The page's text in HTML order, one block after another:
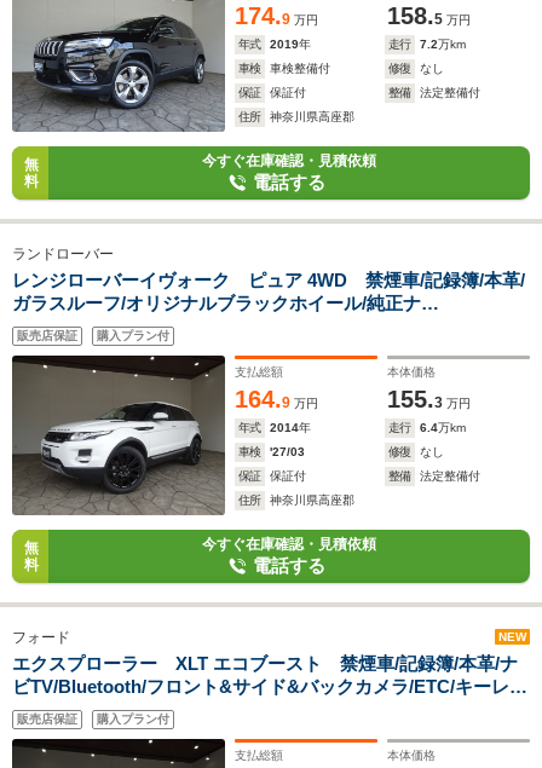
174.9 万円 158.5 万円
年式
2019年 走行 7.2万km
車検
車検整備付 修復
なし
保証
保証付 整備
法定整備付
住所
神奈川県高座郡
無
料
今すぐ在庫確認・見積依頼
電話する
ランドローバー
レンジローバーイヴォーク ピュア 4WD 禁煙車/記録簿/本革/
ガラスルーフ/オリジナルブラックホイール/純正ナ
ビ/Bluetooth/MERIDIAN/F&S&Bカメラ/ミラー型ドラレ
コ/HID/ETC/スマートキー/スペアキー/クルコン/シートヒータ
ー/パドルシフト/パワーゲート/
販売店保証 購入プラン付
支払総額
164.9 万円
本体価格
155.3 万円
年式
2014年 走行 6.4万km
車検
'27/03 修復
なし
保証
保証付 整備
法定整備付
住所
神奈川県高座郡
無
料
今すぐ在庫確認・見積依頼
電話する
フォード NEW
エクスプローラー XLT エコブースト 禁煙車/記録簿/本革/ナ
ビTV/Bluetooth/フロント&サイド&バックカメラ/ETC/キーレ
ス/スペアキー/クルーズコントロール/シートヒーター/BSM/オ
ートライト/パワーシート/ルーフレール/オートエアコ
ン/FOG/18AW/
販売店保証 購入プラン付
支払総額 本体価格